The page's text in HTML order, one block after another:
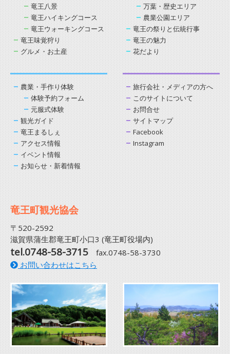
竜王八景
竜王ハイキングコース
竜王ウォーキングコース
竜王味覚狩り
グルメ・お土産
万葉・歴史エリア
農業公園エリア
竜王の祭りと伝統行事
竜王の魅力
花だより
農業・手作り体験
体験予約フォーム
元服式体験
観光ガイド
竜王まるしぇ
アクセス情報
イベント情報
お知らせ・新着情報
旅行会社・メディアの方へ
このサイトについて
お問合せ
サイトマップ
Facebook
Instagram
竜王町観光協会
〒520-2592
滋賀県蒲生郡竜王町小口3 (竜王町役場内)
tel.0748-58-3715 fax.0748-58-3730
お問い合わせはこちら